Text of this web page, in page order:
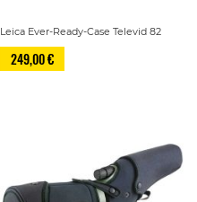
Leica Ever-Ready-Case Televid 82
249,00 €